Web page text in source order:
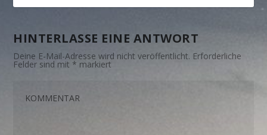
HINTERLASSE EINE ANTWORT
Deine E-Mail-Adresse wird nicht veröffentlicht. Erforderliche
Felder sind mit * markiert